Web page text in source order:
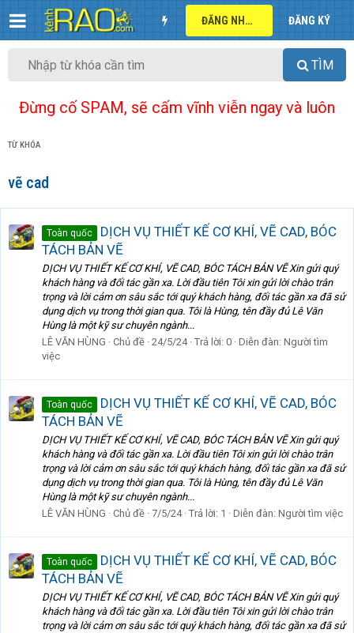
ĐĂNG NHẬP ĐĂNG KÝ
TÌM
Đừng cố SPAM, sẽ cấm vĩnh viễn ngay và luôn
TỪ KHÓA
vẽ cad
Toàn quốc
DỊCH VỤ THIẾT KẾ CƠ KHÍ, VẼ CAD, BÓC
TÁCH BẢN VẼ
DỊCH VỤ THIẾT KẾ CƠ KHÍ, VẼ CAD, BÓC TÁCH BẢN VẼ Xin gửi quý
khách hàng và đối tác gần xa. Lời đầu tiên Tôi xin gửi lời chào trân
trọng và lời cảm ơn sâu sắc tới quý khách hàng, đối tác gần xa đã sử
dụng dịch vụ trong thời gian qua. Tôi là Hùng, tên đầy đủ Lê Văn
Hùng là một kỹ sư chuyên ngành...
LÊ VĂN HÙNG
Chủ đề 24/5/24 Trả lời: 0 Diễn đàn: Người tìm
việc
Toàn quốc
DỊCH VỤ THIẾT KẾ CƠ KHÍ, VẼ CAD, BÓC
TÁCH BẢN VẼ
DỊCH VỤ THIẾT KẾ CƠ KHÍ, VẼ CAD, BÓC TÁCH BẢN VẼ Xin gửi quý
khách hàng và đối tác gần xa. Lời đầu tiên Tôi xin gửi lời chào trân
trọng và lời cảm ơn sâu sắc tới quý khách hàng, đối tác gần xa đã sử
dụng dịch vụ trong thời gian qua. Tôi là Hùng, tên đầy đủ Lê Văn
Hùng là một kỹ sư chuyên ngành...
LÊ VĂN HÙNG
Chủ đề 7/5/24 Trả lời: 1 Diễn đàn: Người tìm việc
Toàn quốc
DỊCH VỤ THIẾT KẾ CƠ KHÍ, VẼ CAD, BÓC
TÁCH BẢN VẼ
DỊCH VỤ THIẾT KẾ CƠ KHÍ, VẼ CAD, BÓC TÁCH BẢN VẼ Xin gửi quý
khách hàng và đối tác gần xa. Lời đầu tiên Tôi xin gửi lời chào trân
trọng và lời cảm ơn sâu sắc tới quý khách hàng, đối tác gần xa đã sử